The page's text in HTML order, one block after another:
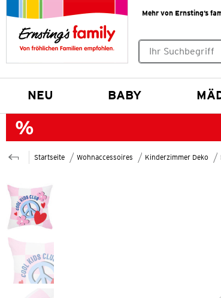
Mehr von Ernsting’s
NEU BABY
Startseite Wohnaccessoires Kinderzimmer Deko